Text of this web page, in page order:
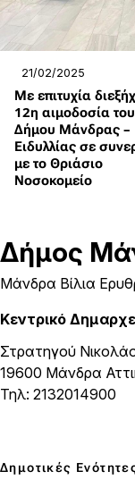
21/02/2025
Με επιτυχία
12η αιμοδοσία του
Δήμου Μάνδρας –
Ειδυλλίας σε
με το Θριάσιο
Νοσοκομείο
Δήμος
Μάνδρα Βίλια
Κεντρικό
Στρατηγού
19600 Μάνδρα
Τηλ: 2132014900
Δημοτικές